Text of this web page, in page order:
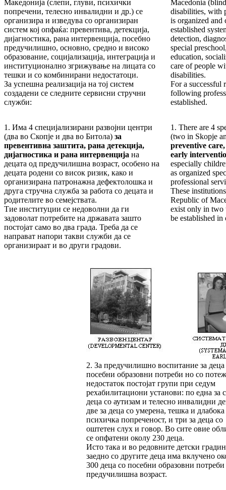
Македонија (слепи, глуви, психички
попречени, телесно инвалидни и др.) се
организира и изведува со организиран
систем кој опфаќа: превентива, детекција,
дијагностика, рана интервенција, посебно
предучилишно, основно, средно и високо
образование, социјализација, интеграција и
институционално згрижување на лицата со
тешки и со комбинирани недостатоци.
За успешна реализација на тој систем
создадени се следните сервисни стручни
служби:
Macedonia
disabilities, with
is organized and
established
detection,
special
education,
care of people
disabilities.
For a successful
following
established.
1. Има 4 специјализирани развојни центри
(два во Скопје и два во Битола) за
превентивна заштита, рана детекција,
дијагностика и рана интервенција на
децата од предучилишна возраст, особено на
децата родени со висок ризик, како и
организирана патронажна дефектолошка и
друга стручна служба за работа со децата и
родителите во семејствата.
Тие институции се недоволни да ги
задоволат потребите на државата зашто
постојат само во два града. Треба да се
направат напори такви служби да се
организираат и во други градови.
1. There are 4
(two in Skopje
preventive
early
especially
as organized
professional
These
Republic of
exist only in two
be established
2. За предучилишно воспитание за деца
посебни образовни потреби но со
недостаток постојат групи при седум
рехабилитациони установи: по една за
деца со аутизам и телесно инвалидни
две за деца со умерена, тешка и длабока
психичка попреченост, и три за деца со
оштетен слух и говор. Во сите овие
се опфатени околу 230 деца.
Исто така и во редовните детски
заедно со другите деца има вклучено
300 деца со посебни образовни потреби
предучилишна возраст.